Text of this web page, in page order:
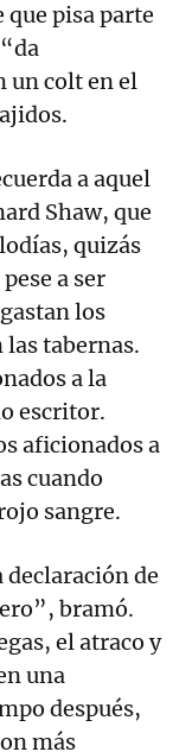
que pisa parte
un colt en el
a aquel
Shaw, que
quizás
a ser
los
tabernas.
a la
escritor.
aficionados a
cuando
sangre.
de
bramó.
el atraco y
una
después,
más